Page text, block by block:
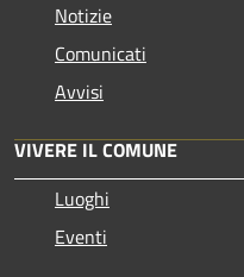
Notizie
Comunicati
Avvisi
VIVERE IL COMUNE
Luoghi
Eventi